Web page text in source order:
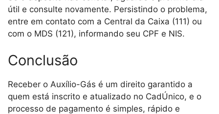
útil e consulte novamente. Persistindo o problema,
entre em contato com a Central da Caixa (111) ou
com o MDS (121), informando seu CPF e NIS.
Conclusão
Receber o Auxílio-Gás é um direito garantido a
quem está inscrito e atualizado no CadÚnico, e o
processo de pagamento é simples, rápido e